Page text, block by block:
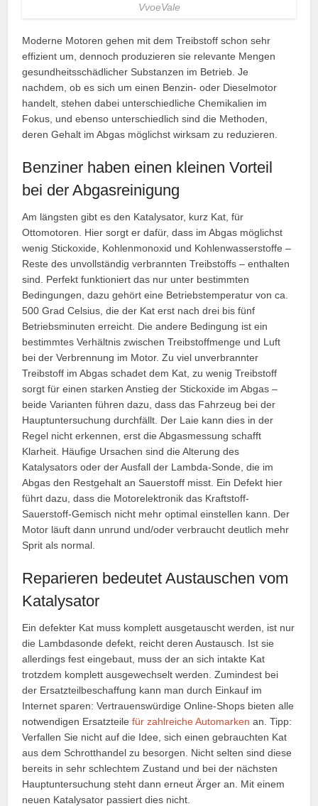
VvoeVale
Moderne Motoren gehen mit dem Treibstoff schon sehr
effizient um, dennoch produzieren sie relevante Mengen
gesundheitsschädlicher Substanzen im Betrieb. Je
nachdem, ob es sich um einen Benzin- oder Dieselmotor
handelt, stehen dabei unterschiedliche Chemikalien im
Fokus, und ebenso unterschiedlich sind die Methoden,
deren Gehalt im Abgas möglichst wirksam zu reduzieren.
Benziner haben einen kleinen Vorteil
bei der Abgasreinigung
Am längsten gibt es den Katalysator, kurz Kat, für
Ottomotoren. Hier sorgt er dafür, dass im Abgas möglichst
wenig Stickoxide, Kohlenmonoxid und Kohlenwasserstoffe –
Reste des unvollständig verbrannten Treibstoffs – enthalten
sind. Perfekt funktioniert das nur unter bestimmten
Bedingungen, dazu gehört eine Betriebstemperatur von ca.
500 Grad Celsius, die der Kat erst nach drei bis fünf
Betriebsminuten erreicht. Die andere Bedingung ist ein
bestimmtes Verhältnis zwischen Treibstoffmenge und Luft
bei der Verbrennung im Motor. Zu viel unverbrannter
Treibstoff im Abgas schadet dem Kat, zu wenig Treibstoff
sorgt für einen starken Anstieg der Stickoxide im Abgas –
beide Varianten führen dazu, dass das Fahrzeug bei der
Hauptuntersuchung durchfällt. Der Laie kann dies in der
Regel nicht erkennen, erst die Abgasmessung schafft
Klarheit. Häufige Ursachen sind die Alterung des
Katalysators oder der Ausfall der Lambda-Sonde, die im
Abgas den Restgehalt an Sauerstoff misst. Ein Defekt hier
führt dazu, dass die Motorelektronik das Kraftstoff-
Sauerstoff-Gemisch nicht mehr optimal einstellen kann. Der
Motor läuft dann unrund und/oder verbraucht deutlich mehr
Sprit als normal.
Reparieren bedeutet Austauschen vom
Katalysator
Ein defekter Kat muss komplett ausgetauscht werden, ist nur
die Lambdasonde defekt, reicht deren Austausch. Ist sie
allerdings fest eingebaut, muss der an sich intakte Kat
trotzdem komplett ausgewechselt werden. Zumindest bei
der Ersatzteilbeschaffung kann man durch Einkauf im
Internet sparen: Vertrauenswürdige Online-Shops bieten alle
notwendigen Ersatzteilefür zahlreiche Automarken an. Tipp:
Verfallen Sie nicht auf die Idee, sich einen gebrauchten Kat
aus dem Schrotthandel zu besorgen. Nicht selten sind diese
bereits in sehr schlechtem Zustand und bei der nächsten
Hauptuntersuchung steht dann erneut Ärger an. Mit einem
neuen Katalysator passiert dies nicht.